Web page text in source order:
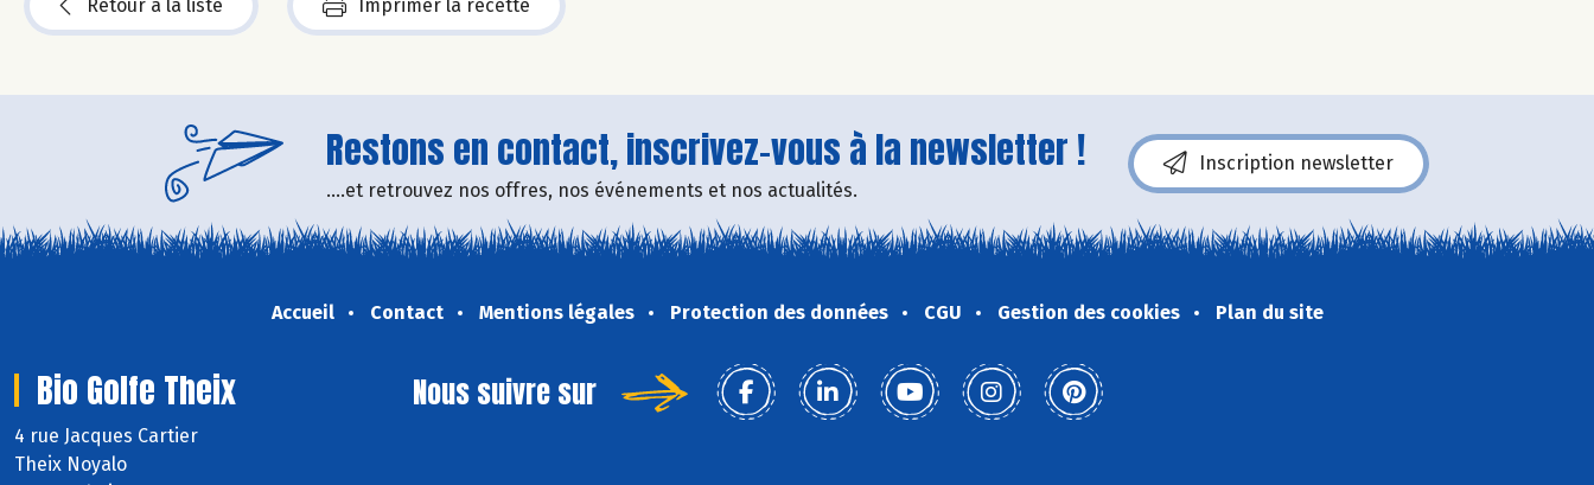
Retour à la liste Imprimer la recette
Restons en contact, inscrivez-vous à la newsletter !
....et retrouvez nos offres, nos événements et nos actualités.
Inscription newsletter
Accueil Contact Mentions légales Protection des données CGU Gestion des cookies Plan du site
Bio Golfe Theix
4 rue Jacques Cartier
Theix Noyalo
Nous suivre sur